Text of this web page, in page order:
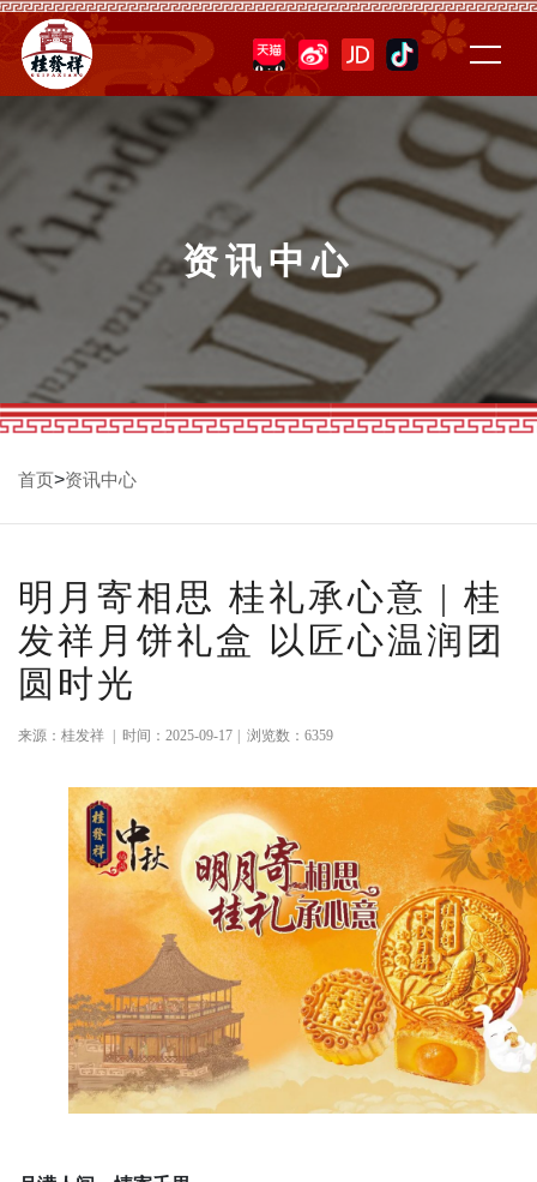
资讯中心
首页>资讯中心
明月寄相思 桂礼承心意 | 桂
发祥月饼礼盒 以匠心温润团
圆时光
来源：桂发祥 时间：2025-09-17 浏览数：6359